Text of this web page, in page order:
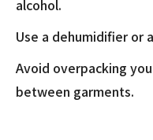
alcohol.
Use a dehumidifier or
Avoid overpacking
between garments.